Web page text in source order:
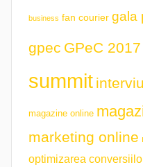
business fan courier gala
gpec GPeC 2017
summit interviu
magazine online
marketing online
optimizarea